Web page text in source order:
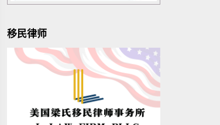
移民律师